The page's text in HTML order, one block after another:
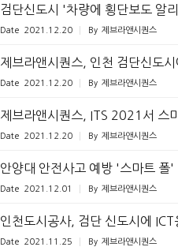
검단신도시 '차량에 횡단보도 알
Date 2021.12.20 By 제브라앤시퀀스
제브라앤시퀀스, 인천 검단신도
Date 2021.12.20 By 제브라앤시퀀스
제브라앤시퀀스, ITS 2021서 스
Date 2021.12.20 By 제브라앤시퀀스
안양대 안전사고 예방 '스마트 폴'
Date 2021.12.01 By 제브라앤시퀀스
인천도시공사, 검단 신도시에
Date 2021.11.25 By 제브라앤시퀀스